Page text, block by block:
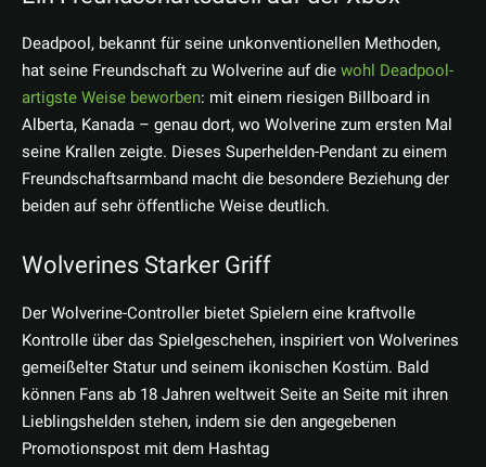
Deadpool, bekannt für seine unkonventionellen Methoden,
hat seine Freundschaft zu Wolverine auf diewohl Deadpool-
artigste Weise beworben: mit einem riesigen Billboard in
Alberta, Kanada – genau dort, wo Wolverine zum ersten Mal
seine Krallen zeigte. Dieses Superhelden-Pendant zu einem
Freundschaftsarmband macht die besondere Beziehung der
beiden auf sehr öffentliche Weise deutlich.
Wolverines Starker Griff
Der Wolverine-Controller bietet Spielern eine kraftvolle
Kontrolle über das Spielgeschehen, inspiriert von Wolverines
gemeißelter Statur und seinem ikonischen Kostüm. Bald
können Fans ab 18 Jahren weltweit Seite an Seite mit ihren
Lieblingshelden stehen, indem sie den angegebenen
Promotionspost mit dem Hashtag